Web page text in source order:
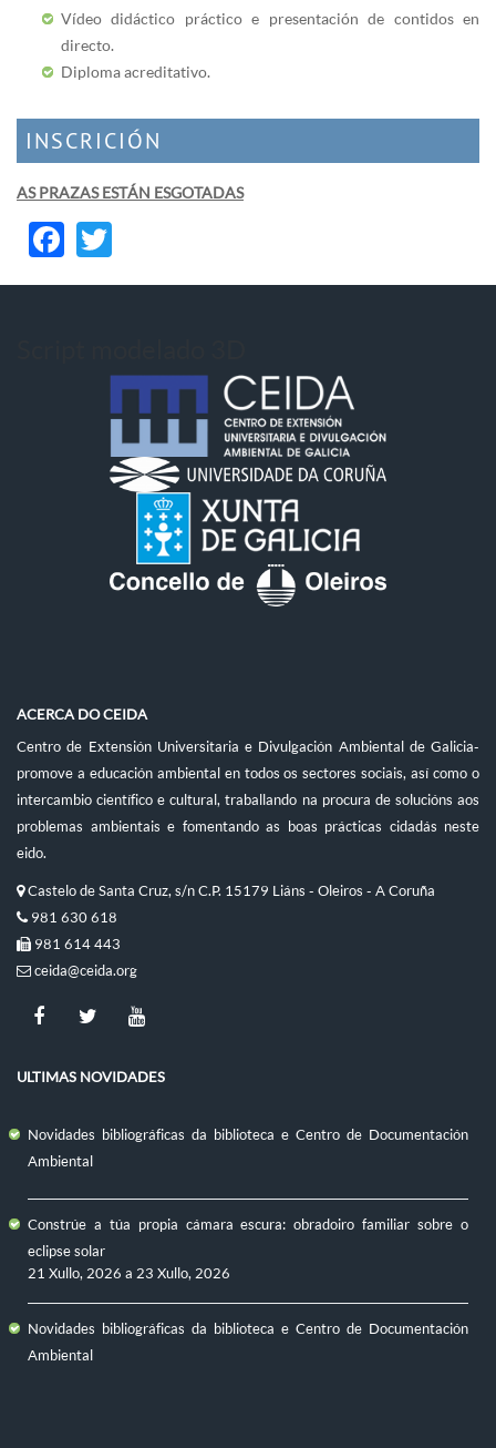
Vídeo didáctico práctico e presentación de contidos en
directo.
Diploma acreditativo.
INSCRICIÓN
AS PRAZAS ESTÁN ESGOTADAS
Facebook
ACERCA DO CEIDA
Centro de Extensión Universitaria e Divulgación Ambiental de Galicia-
promove a educación ambiental en todos os sectores sociais, así como o
intercambio científico e cultural, traballando na procura de solucións aos
problemas ambientais e fomentando as boas prácticas cidadás neste
eido.
Castelo de Santa Cruz, s/n C.P. 15179 Liáns - Oleiros - A Coruña
981 630 618
981 614 443
ceida@ceida.org
ULTIMAS NOVIDADES
Novidades bibliográficas da biblioteca e Centro de Documentación
Ambiental
Constrúe a túa propia cámara escura: obradoiro familiar sobre o
eclipse solar
21 Xullo, 2026 a 23 Xullo, 2026
Novidades bibliográficas da biblioteca e Centro de Documentación
Ambiental